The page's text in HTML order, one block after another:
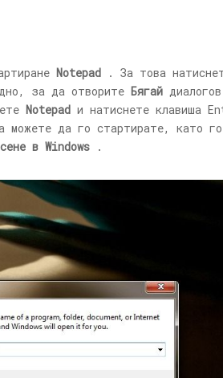
Notepad . За това
за да отворите Бягай диалогов
Notepad и натиснете клавиша
можете да го стартирате, като го
в Windows .